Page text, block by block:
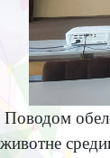
Поводом
животнe